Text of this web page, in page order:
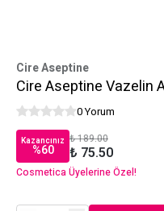
Cire Aseptine
Cire Aseptine Vazelin
0 Yorum
Kazancınız
%60
₺ 189.00
₺ 75.50
Cosmetica Üyelerine Özel!